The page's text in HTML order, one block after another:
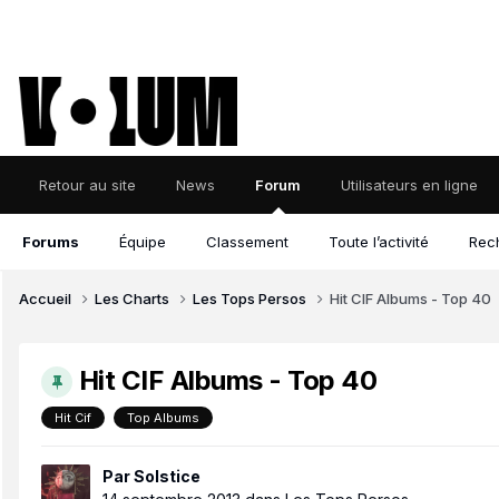
Retour au site News Forum
Forums Équipe Classement Toute l’activité
Utilisateurs en ligne
Accueil Les Charts Les Tops Persos Hit CIF Albums - Top 40
Hit CIF Albums - Top 40
Hit Cif Top Albums
ParSolstice